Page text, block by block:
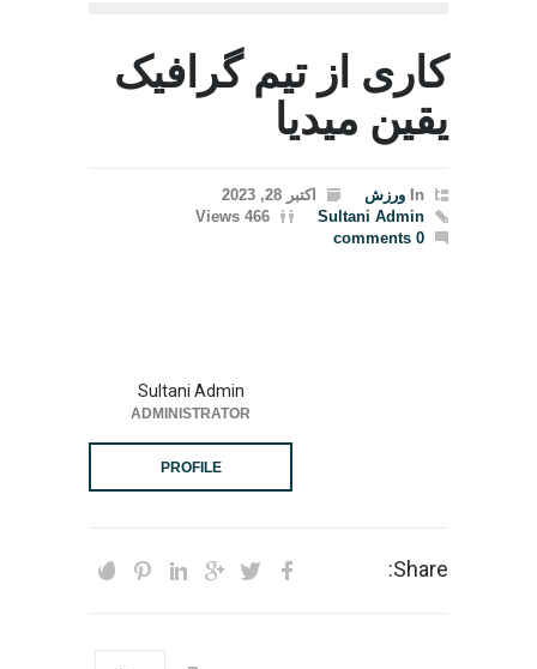
کاری از تیم گرافیک
یقین میدیا
In ورزش
اکتبر 28, 2023
Sultani Admin
466 Views
0 comments
Sultani Admin
ADMINISTRATOR
PROFILE
Share: